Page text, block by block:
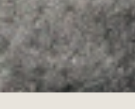
POLÍTICA DE COOKIES·